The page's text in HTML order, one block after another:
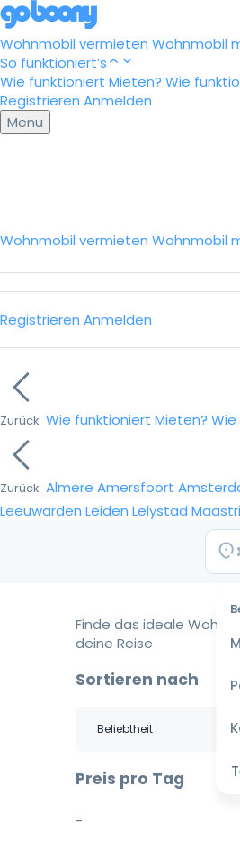
Wohnmobil vermieten Wohnmobil
So funktioniert’s
Wie funktioniert Mieten? Wie
Registrieren Anmelden
Menu
Wohnmobil vermieten Wohnmobil
Registrieren Anmelden
Zurück Wie funktioniert Mieten?
Zurück Almere Amersfoort
Leeuwarden Leiden Lelystad
Finde das ideale
deine Reise
Sortieren nach
Preis pro Tag
-